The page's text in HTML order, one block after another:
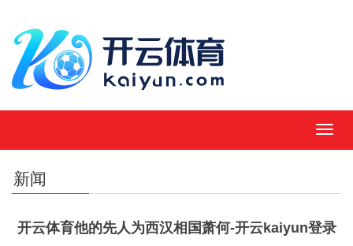
新闻
开云体育他的先人为西汉相国萧何-开云kaiyun登录